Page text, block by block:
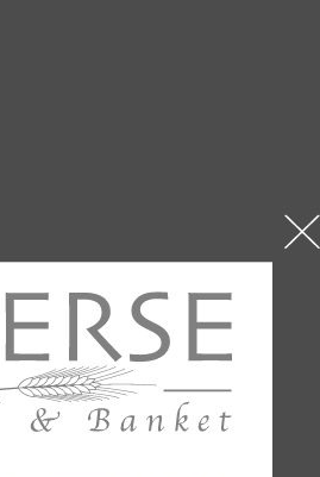
Borrelbrood,Brood & Broodjes